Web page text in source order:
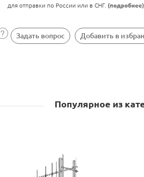
для отправки по России или в СНГ. (подробнее)
Задать вопрос Добавить в
Популярное из